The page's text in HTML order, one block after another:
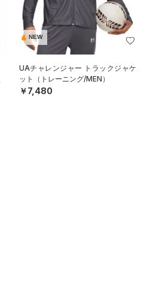
NEW
UAチャレンジャー トラックジャケ
ット（トレーニング/MEN）
￥7,480